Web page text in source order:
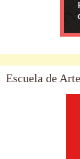
Escuela de